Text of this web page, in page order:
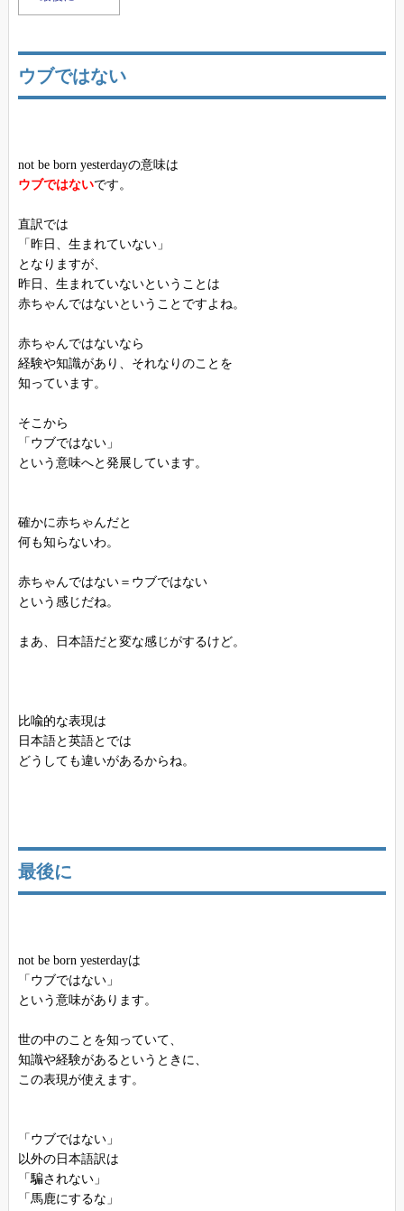
ウブではない
not be born yesterdayの意味は
ウブではないです。
直訳では
「昨日、生まれていない」
となりますが、
昨日、生まれていないということは
赤ちゃんではないということですよね。
赤ちゃんではないなら
経験や知識があり、それなりのことを
知っています。
そこから
「ウブではない」
という意味へと発展しています。
確かに赤ちゃんだと
何も知らないわ。
赤ちゃんではない＝ウブではない
という感じだね。
まあ、日本語だと変な感じがするけど。
比喩的な表現は
日本語と英語とでは
どうしても違いがあるからね。
最後に
not be born yesterdayは
「ウブではない」
という意味があります。
世の中のことを知っていて、
知識や経験があるというときに、
この表現が使えます。
「ウブではない」
以外の日本語訳は
「騙されない」
「馬鹿にするな」